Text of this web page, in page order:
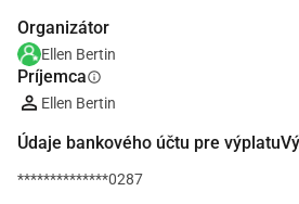
Organizátor
Ellen Bertin
Príjemcainfo
Ellen Bertin
Údaje bankového účtu pre
**************0287